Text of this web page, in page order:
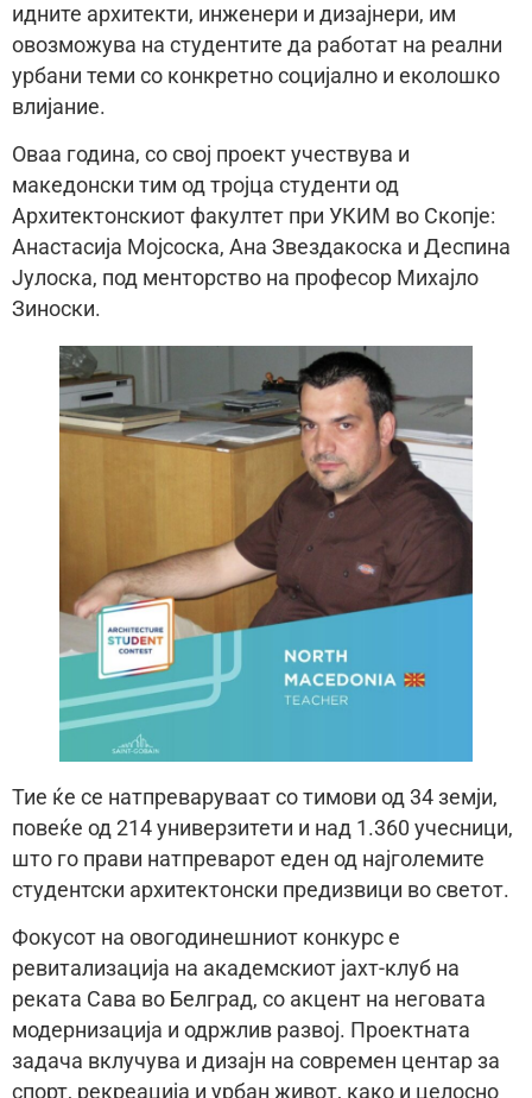
идните архитекти, инженери и дизајнери, им
овозможува на студентите да работат на реални
урбани теми со конкретно социјално и еколошко
влијание.
Оваа година, со свој проект учествува и
македонски тим од тројца студенти од
Архитектонскиот факултет при УКИМ во Скопје:
Анастасија Мојсоска, Ана Звездакоска и Деспина
Јулоска, под менторство на професор Михајло
Зиноски.
Тие ќе се натпреваруваат со тимови од 34 земји,
повеќе од 214 универзитети и над 1.360 учесници,
што го прави натпреварот еден од најголемите
студентски архитектонски предизвици во светот.
Фокусот на овогодинешниот конкурс е
ревитализација на академскиот јахт-клуб на
реката Сава во Белград, со акцент на неговата
модернизација и одржлив развој. Проектната
задача вклучува и дизајн на современ центар за
спорт, рекреација и урбан живот, како и целосно